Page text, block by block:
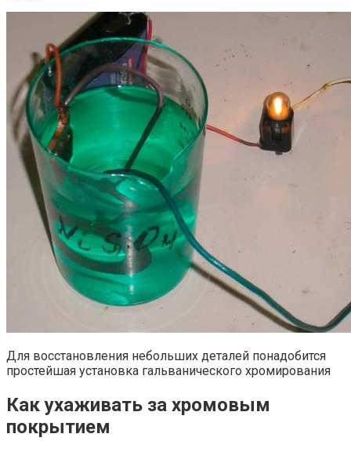
Для восстановления небольших деталей понадобится
простейшая установка гальванического хромирования
Как ухаживать за хромовым
покрытием